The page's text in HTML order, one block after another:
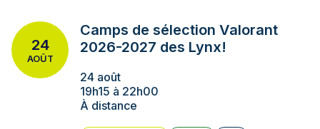
24
AOÛT
Camps de sélection Valorant
2026-2027 des Lynx!
24 août
19h15 à 22h00
À distance